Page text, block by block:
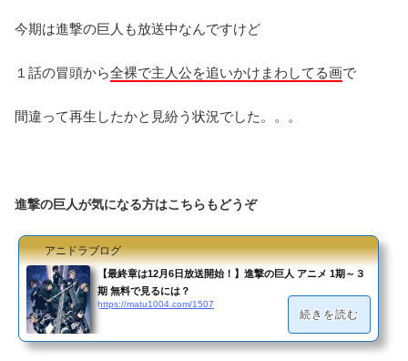
今期は進撃の巨人も放送中なんですけど
１話の冒頭から全裸で主人公を追いかけまわしてる画で
間違って再生したかと見紛う状況でした。。。
進撃の巨人が気になる方はこちらもどうぞ
アニドラブログ
【最終章は12月6日放送開始！】進撃の巨人 アニメ 1期～３
期 無料で見るには？
https://matu1004.com/1507
続きを読む